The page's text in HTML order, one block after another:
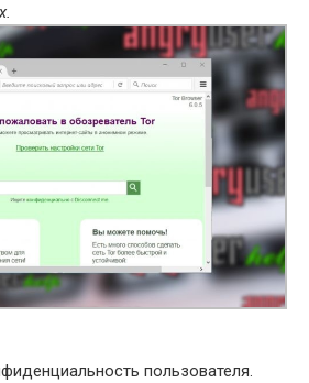
пользователя.